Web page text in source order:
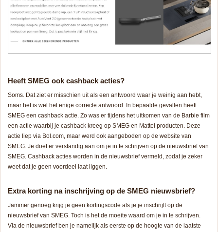
Heeft SMEG ook cashback acties?
Soms. Dat ziet er misschien uit als een antwoord waar je weinig aan hebt,
maar het is wel het enige correcte antwoord. In bepaalde gevallen heeft
SMEG een cashback actie. Zo was er tijdens het uitkomen van de Barbie film
een actie waarbij je cashback kreeg op SMEG en Mattel producten. Deze
actie liep via Bol.com, maar werd ook aangeboden op de website van
SMEG. Je doet er verstandig aan om je in te schrijven op de nieuwsbrief van
SMEG. Cashback acties worden in de nieuwsbrief vermeld, zodat je zeker
weet dat je geen voordeel laat liggen.
Extra korting na inschrijving op de SMEG nieuwsbrief?
Jammer genoeg krijg je geen kortingscode als je je inschrijft op de
nieuwsbrief van SMEG. Toch is het de moeite waard om je in te schrijven.
Via de nieuwsbrief ben je namelijk als eerste op de hoogte van de laatste